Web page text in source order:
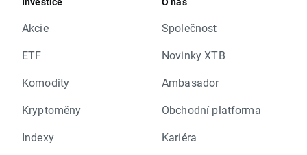
Akcie
ETF
Komodity
Kryptoměny
Indexy
Společnost
Novinky XTB
Ambasador
Obchodní platforma
Kariéra